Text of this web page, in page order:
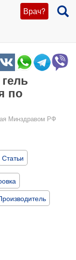
Врач?
по
Минздравом РФ
Статьи